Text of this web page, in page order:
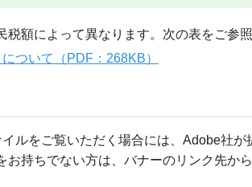
額によって異なります。次の表をご参照
ついて（PDF：268KB）
ルをご覧いただく場合には、Adobe社が
お持ちでない方は、バナーのリンク先か